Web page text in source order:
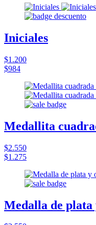
Iniciales
$1.200
$984
Medallita
$2.550
$1.275
Medalla de plata